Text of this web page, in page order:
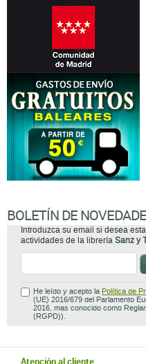
BOLETÍN DE
Introduzca su email si desea
actividades de la librería Sanz y
He leído y acepto la Política de
(UE) 2016/679 del Parlamento
2016, mas conocido como
(RGPD)).
Atención al cliente